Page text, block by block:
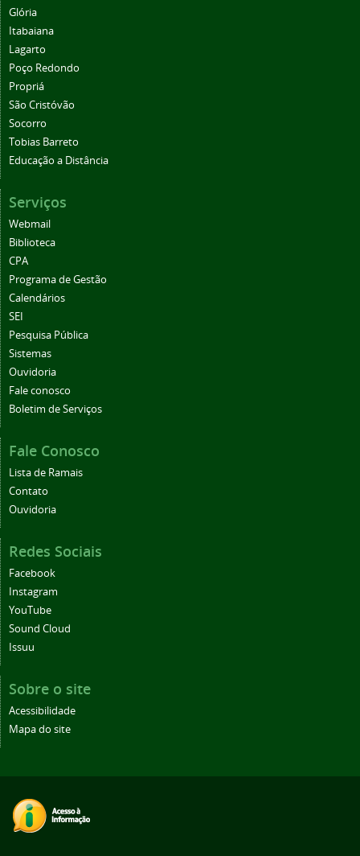
Glória
Itabaiana
Lagarto
Poço Redondo
Propriá
São Cristóvão
Socorro
Tobias Barreto
Educação a Distância
Serviços
Webmail
Biblioteca
CPA
Programa de Gestão
Calendários
SEI
Pesquisa Pública
Sistemas
Ouvidoria
Fale conosco
Boletim de Serviços
Fale Conosco
Lista de Ramais
Contato
Ouvidoria
Redes Sociais
Facebook
Instagram
YouTube
Sound Cloud
Issuu
Sobre o site
Acessibilidade
Mapa do site